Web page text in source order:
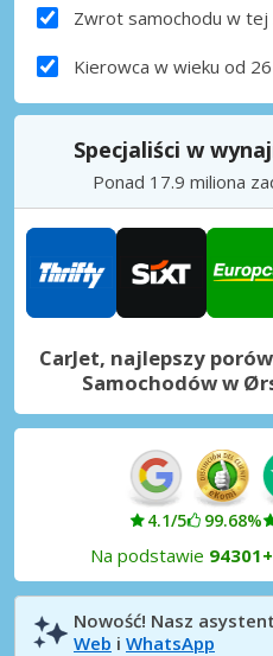
Zwrot samochodu w tej
Kierowca w wieku od
Specjaliści w
Ponad 17.9 miliona
CarJet, najlepszy
Samochodów w
4.1/5 99.68%
Na podstawie 94301+
Nowość! Nasz
Web i WhatsApp